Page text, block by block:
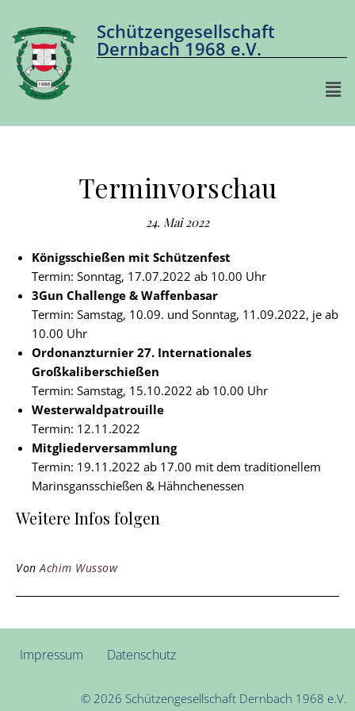
Schützengesellschaft
Dernbach 1968 e.V.
Terminvorschau
24. Mai 2022
Königsschießen mit Schützenfest
Termin: Sonntag, 17.07.2022 ab 10.00 Uhr
3Gun Challenge & Waffenbasar
Termin: Samstag, 10.09. und Sonntag, 11.09.2022, je ab
10.00 Uhr
Ordonanzturnier 27. Internationales
Großkaliberschießen
Termin: Samstag, 15.10.2022 ab 10.00 Uhr
Westerwaldpatrouille
Termin: 12.11.2022
Mitgliederversammlung
Termin: 19.11.2022 ab 17.00 mit dem traditionellem
Marinsgansschießen & Hähnchenessen
Weitere Infos folgen
VonAchim Wussow
Impressum Datenschutz
© 2026 Schützengesellschaft Dernbach 1968 e.V.